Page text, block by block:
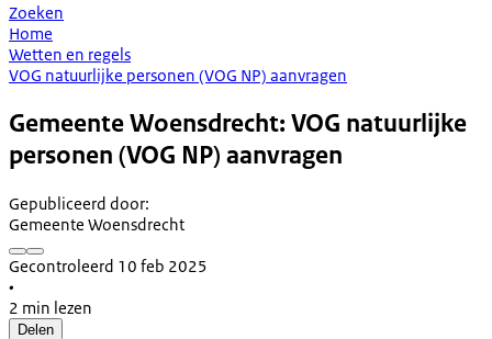
Zoeken
Home
Wetten en regels
VOG natuurlijke personen (VOG NP) aanvragen
Gemeente Woensdrecht: VOG natuurlijke
personen (VOG NP) aanvragen
Gepubliceerd door:
Gemeente Woensdrecht
Gecontroleerd 10 feb 2025
•
2 min lezen
Delen